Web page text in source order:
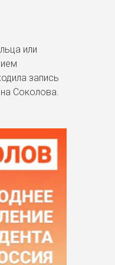
или
запись
Соколова.